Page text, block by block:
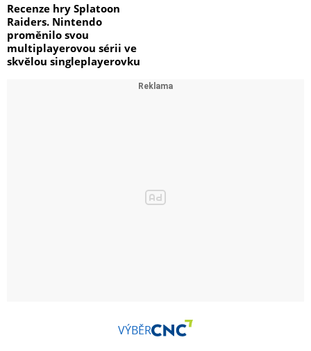
Recenze hry Splatoon
Raiders. Nintendo
proměnilo svou
multiplayerovou sérii ve
skvělou singleplayerovku
VÝBĚR